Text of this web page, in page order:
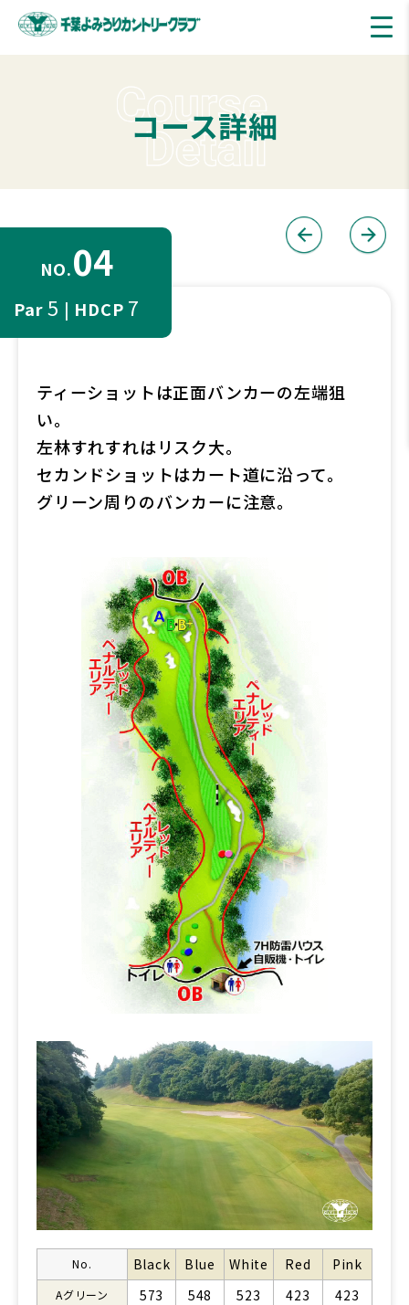
コース詳細
NO.04
Par5 | HDCP 7
ティーショットは正面バンカーの左端狙
い。
左林すれすれはリスク大。
セカンドショットはカート道に沿って。
グリーン周りのバンカーに注意。
No. Black Blue White Red Pink
Aグリーン 573 548 523 423 423